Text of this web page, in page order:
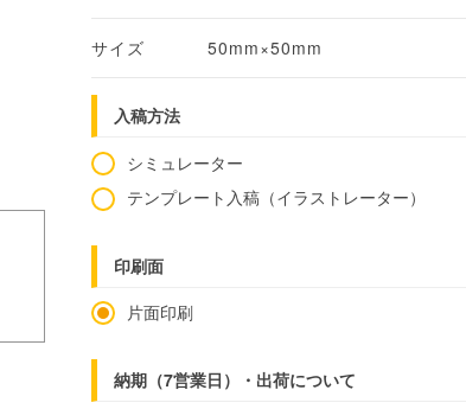
サイズ 50mm×50mm
入稿方法
シミュレーター
テンプレート入稿（イラストレーター）
印刷面
片面印刷
納期（7営業日）・出荷について